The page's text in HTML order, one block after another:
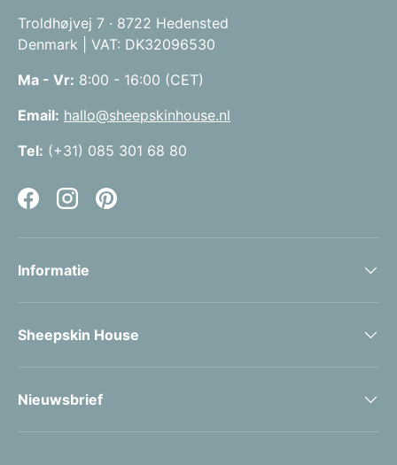
Troldhøjvej 7 · 8722 Hedensted
Denmark | VAT: DK32096530
Ma - Vr: 8:00 - 16:00 (CET)
Email: hallo@sheepskinhouse.nl
Tel: (+31) 085 301 68 80
FacebookInstagramPinterest
Informatie
Sheepskin House
Nieuwsbrief